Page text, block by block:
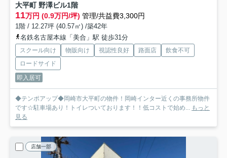
大平町 野澤ビル1階
11万円 (0.9万円/坪) 管理/共益費3,300円
1階 / 12.27坪 (40.57㎡) /築42年
名鉄名古屋本線「美合」駅 徒歩31分
スクール向け 物販向け 視認性良好 路面店
飲食不可
ロードサイド
即入居可
◆テンポアップ◆岡崎市大平町の物件！岡崎インター近くの事務所物件
です☆駐車場あり！トイレついております！！低コストで始め... もっと
見る
店舗一部